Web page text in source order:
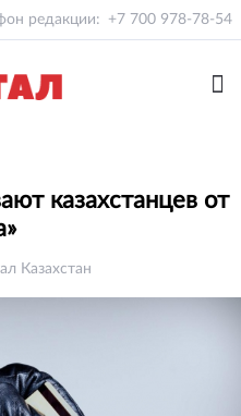
редакции: +7 700 978-78-54
казахстанцев от
Казахстан